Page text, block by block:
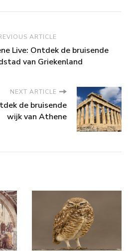
ARTICLE
Live: Ontdek de bruisende
van Griekenland
NEXT ARTICLE
de bruisende
wijk van Athene